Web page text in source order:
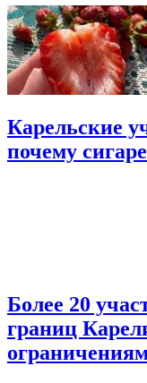
Карельские
почему
Более 20
границ